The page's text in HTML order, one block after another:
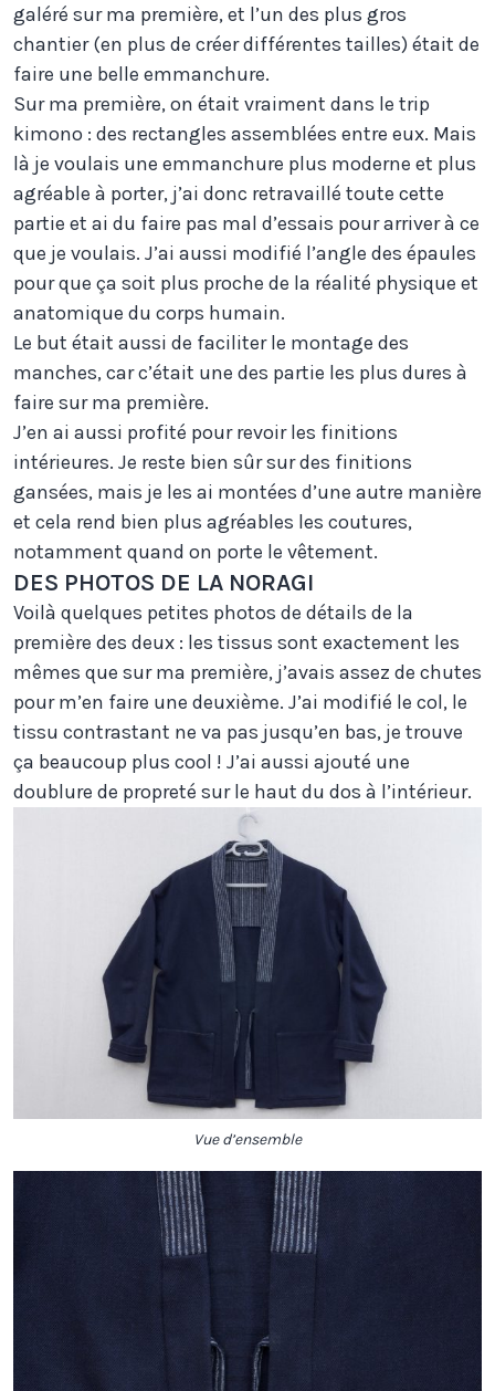
galéré sur ma première, et l’un des plus gros
chantier (en plus de créer différentes tailles) était de
faire une belle emmanchure.
Sur ma première, on était vraiment dans le trip
kimono : des rectangles assemblées entre eux. Mais
là je voulais une emmanchure plus moderne et plus
agréable à porter, j’ai donc retravaillé toute cette
partie et ai du faire pas mal d’essais pour arriver à ce
que je voulais. J’ai aussi modifié l’angle des épaules
pour que ça soit plus proche de la réalité physique et
anatomique du corps humain.
Le but était aussi de faciliter le montage des
manches, car c’était une des partie les plus dures à
faire sur ma première.
J’en ai aussi profité pour revoir les finitions
intérieures. Je reste bien sûr sur des finitions
gansées, mais je les ai montées d’une autre manière
et cela rend bien plus agréables les coutures,
notamment quand on porte le vêtement.
DES PHOTOS DE LA NORAGI
Voilà quelques petites photos de détails de la
première des deux : les tissus sont exactement les
mêmes que sur ma première, j’avais assez de chutes
pour m’en faire une deuxième. J’ai modifié le col, le
tissu contrastant ne va pas jusqu’en bas, je trouve
ça beaucoup plus cool ! J’ai aussi ajouté une
doublure de propreté sur le haut du dos à l’intérieur.
Vue d’ensemble